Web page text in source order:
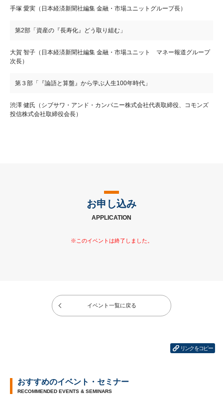
手塚 愛実（日本経済新聞社編集 金融・市場ユニットグループ長）
第2部「資産の『長寿化』どう取り組む」
大賀 智子（日本経済新聞社編集 金融・市場ユニット マネー報道グループ
次長）
第３部「『論語と算盤』から学ぶ人生100年時代」
渋澤 健氏（シブサワ・アンド・カンパニー株式会社代表取締役、コモンズ
投信株式会社取締役会長）
お申し込み
APPLICATION
イベント一覧に戻る
リンクをコピー
おすすめのイベント・セミナー
RECOMMENDED EVENTS & SEMINARS